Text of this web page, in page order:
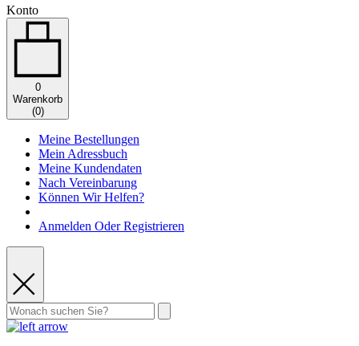
Konto
0
Warenkorb
(0)
Meine Bestellungen
Mein Adressbuch
Meine Kundendaten
Nach Vereinbarung
Können Wir Helfen?
Anmelden Oder Registrieren